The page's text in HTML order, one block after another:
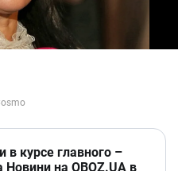
в курсе главного –
Новини на OBOZ.UA в